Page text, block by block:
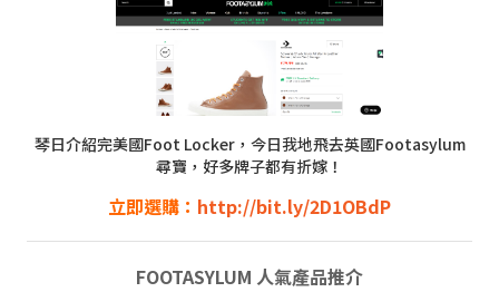
琴日介紹完美國Foot Locker，今日我地飛去英國Footasylum
尋寶，好多牌子都有折嫁！
立即選購： http://bit.ly/2D1OBdP
FOOTASYLUM 人氣產品推介